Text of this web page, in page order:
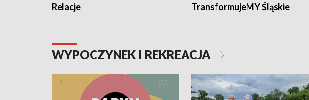
Relacje TransformujeMY Śląskie
WYPOCZYNEK I REKREACJA